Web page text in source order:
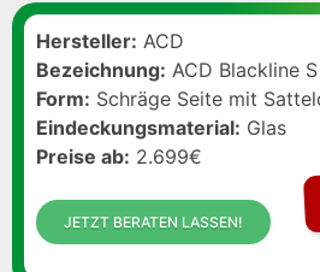
Hersteller: ACD
Bezeichnung: ACD Blackline S
Form: Schräge Seite mit
Eindeckungsmaterial: Glas
Preise ab: 2.699€
JETZT BERATEN LASSEN!